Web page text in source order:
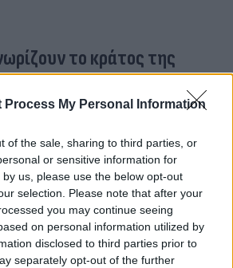
Process My Personal Information
of the sale, sharing to third parties, or
or sensitive information for
us, please use the below opt-out
selection. Please note that after your
you may continue seeing
on personal information utilized by
disclosed to third parties prior to
separately opt-out of the further
το κράτος της
αναγνωρίσει επίσημα το
, μετά τις επίσημες
έκαναν τη Δευτέρα από το βήμα
Βέλγιο, το Λουξεμβούργο και
σχεδόν δύο χρόνια πολέμου